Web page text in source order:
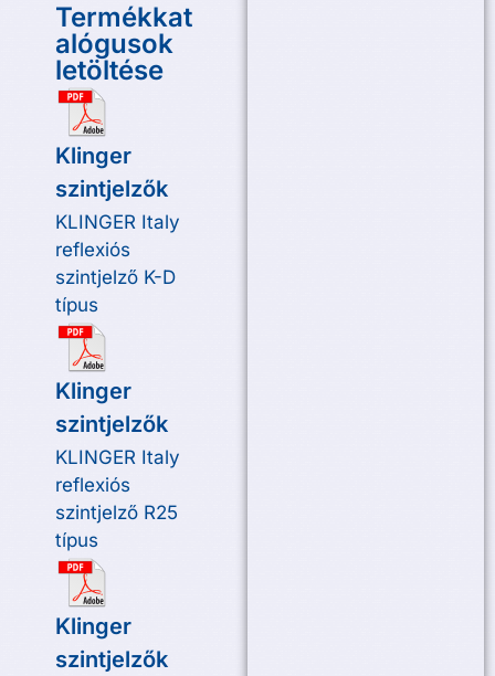
Termékkat
alógusok
letöltése
Klinger
szintjelzők
KLINGER Italy
reflexiós
szintjelző K-D
típus
Klinger
szintjelzők
KLINGER Italy
reflexiós
szintjelző R25
típus
Klinger
szintjelzők